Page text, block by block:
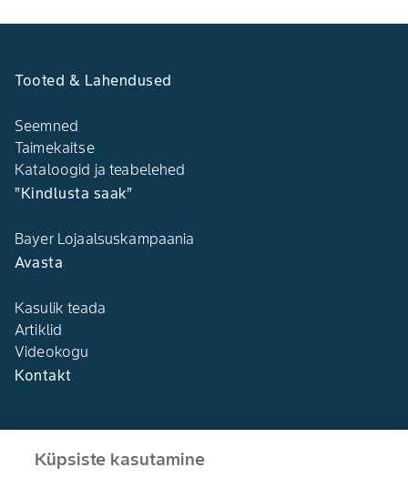
Tooted & Lahendused
Seemned
Taimekaitse
Kataloogid ja teabelehed
”Kindlusta saak”
Bayer Lojaalsuskampaania
Avasta
Kasulik teada
Artiklid
Videokogu
Kontakt
Küpsiste kasutamine